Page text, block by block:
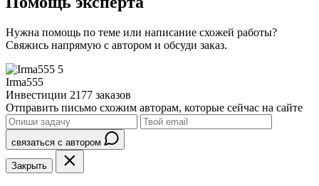
Нужна помощь по теме или написание схожей работы?
Свяжись напрямую с автором и обсуди заказ.
5
Irma555
Инвестиции 2177 заказов
Отправить письмо схожим авторам, которые сейчас на сайте
связаться с автором
Закрыть